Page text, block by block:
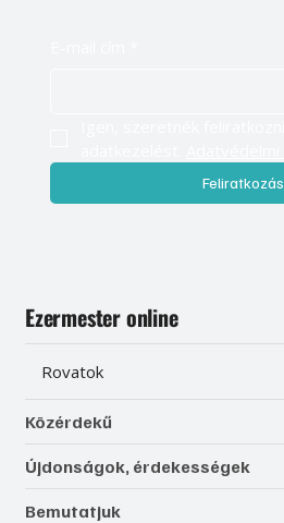
Feliratkozás
Ezermester online
Rovatok
Közérdekű
Újdonságok, érdekességek
Bemutatjuk